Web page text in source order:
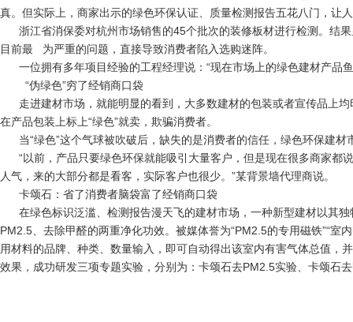
真。但实际上，商家出示的绿色环保认证、质量检测报告五花八门，让
浙江省消保委对杭州市场销售的45个批次的装修板材进行检测。结
目前最 为严重的问题，直接导致消费者陷入选购迷阵。
一位拥有多年项目经验的工程经理说：“现在市场上的绿色建材产品
“伪绿色”穷了经销商口袋
走进建材市场，就能明显的看到，大多数建材的包装或者宣传品上均
在产品包装上标上“绿色”就卖，欺骗消费者。
当“绿色”这个气球被吹破后，缺失的是消费者的信任，绿色环保建材
“以前，产品只要绿色环保就能吸引大量客户，但是现在很多商家都
人气，来的大部分都是看客，实际客户也很少。”某背景墙代理商说。
卡颂石：省了消费者脑袋富了经销商口袋
在绿色标识泛滥、检测报告漫天飞的建材市场，一种新型建材以其
PM2.5、去除甲醛的两重净化功效。被媒体誉为“PM2.5的专用磁铁”“
用材料的品牌、种类、数量输入，即可自动得出该室内有害气体总值
效果，成功研发三项专题实验，分别为：卡颂石去PM2.5实验、卡颂石